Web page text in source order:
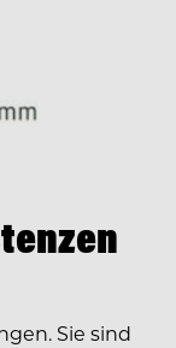
Sie sind